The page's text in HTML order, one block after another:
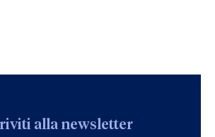
alla newsletter